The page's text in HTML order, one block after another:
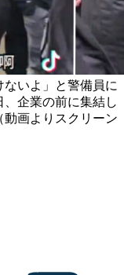
ないよ」と警備員に
、企業の前に集結し
画よりスクリーン